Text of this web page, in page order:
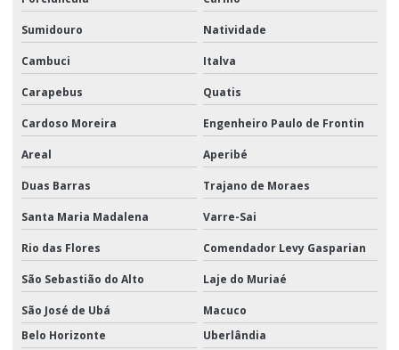
Sumidouro Natividade
Cambuci Italva
Carapebus Quatis
Cardoso Moreira Engenheiro Paulo de Frontin
Areal Aperibé
Duas Barras Trajano de Moraes
Santa Maria Madalena Varre-Sai
Rio das Flores Comendador Levy Gasparian
São Sebastião do Alto Laje do Muriaé
São José de Ubá
Macuco
Belo Horizonte
Uberlândia